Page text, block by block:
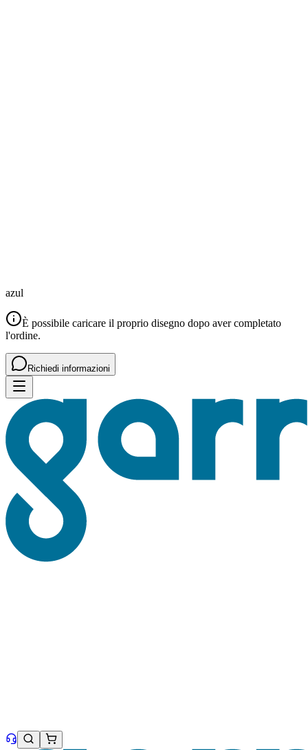
azul
È possibile caricare il proprio disegno dopo aver completato
l'ordine.
Richiedi informazioni